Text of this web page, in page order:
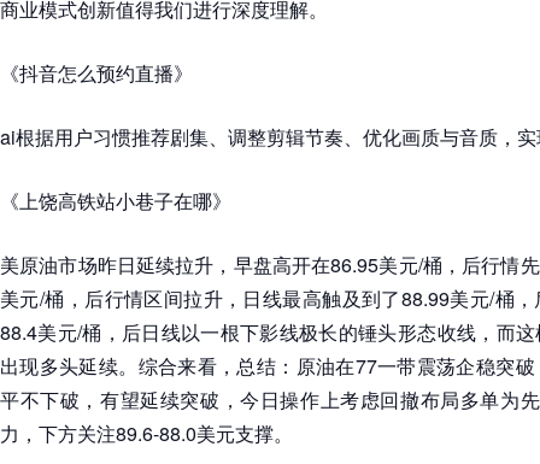
商业模式创新值得我们进行深度理解。
《抖音怎么预约直播》
ai根据用户习惯推荐剧集、调整剪辑节奏、优化画质与音质，实
《上饶高铁站小巷子在哪》
美原油市场昨日延续拉升，早盘高开在86.95美元/桶，后行情
美元/桶，后行情区间拉升，日线最高触及到了88.99美元/桶
88.4美元/桶，后日线以一根下影线极长的锤头形态收线，而
出现多头延续。综合来看，总结：原油在77一带震荡企稳突
平不下破，有望延续突破，今日操作上考虑回撤布局多单为
力，下方关注89.6-88.0美元支撑。